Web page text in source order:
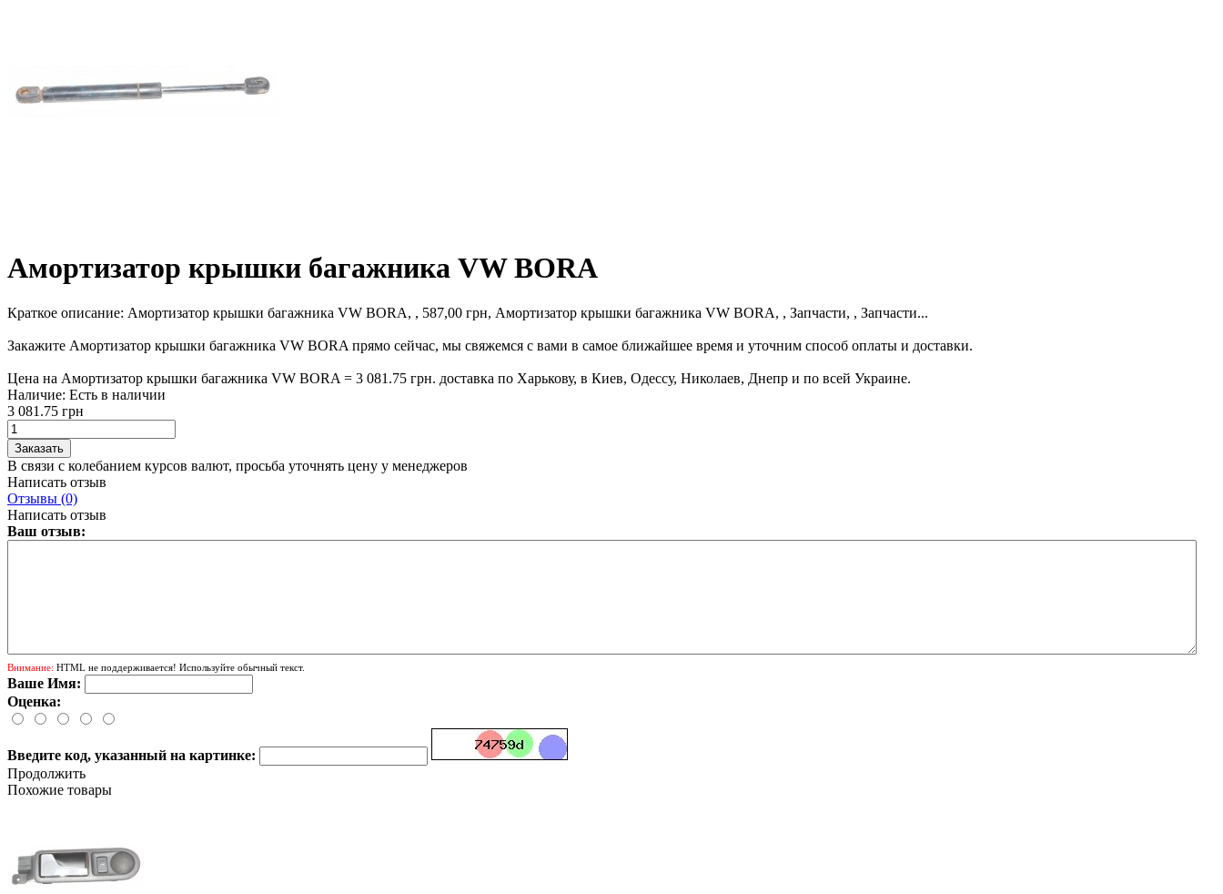
Амортизатор крышки багажника VW BORA
Краткое описание: Амортизатор крышки багажника VW BORA, , 587,00 грн, Амортизатор крышки багажника VW BORA, , Запчасти, , Запчасти...
Закажите Амортизатор крышки багажника VW BORA прямо сейчас, мы свяжемся с вами в самое ближайшее время и уточним способ оплаты и доставки.
Цена на Амортизатор крышки багажника VW BORA = 3 081.75 грн. доставка по Харькову, в Киев, Одессу, Николаев, Днепр и по всей Украине.
Наличие: Есть в наличии
3 081.75 грн
В связи с колебанием курсов валют, просьба уточнять цену у менеджеров
Написать отзыв
Отзывы (0)
Написать отзыв
Ваш отзыв:
Внимание: HTML не поддерживается! Используйте обычный текст.
Ваше Имя:
Оценка:
Введите код, указанный на картинке:
Продолжить
Похожие товары